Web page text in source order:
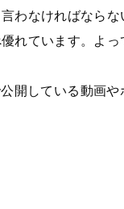
わなければなら
れています。よ
開している動画